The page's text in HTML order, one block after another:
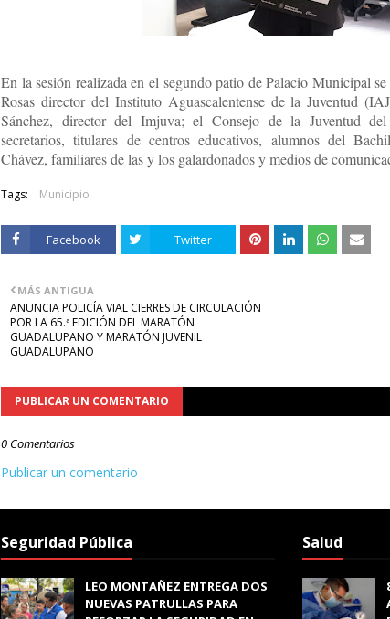
En la sesión realizada en el segundo patio de Palacio Municipal
Rosas director del Instituto Aguascalentense de la Juventud
Sánchez, director del Imjuva; el Consejo de la Juventud
secretarios, titulares de centros educativos, alumnos del
Chávez, familiares de las y los galardonados y medios de
Tags: Municipio
Facebook Twitter
MÁS ANTIGUA
ANUNCIA POLICÍA VIAL CIERRES DE CIRCULACIÓN
POR LA 65.ª EDICIÓN DEL MARATÓN
GUADALUPANO Y MARATÓN JUVENIL
GUADALUPANO
PUBLICAR UN COMENTARIO
0 Comentarios
Publicar un comentario
Seguridad Pública
LEO MONTAÑEZ ENTREGA DOS
NUEVAS PATRULLAS PARA
Salud